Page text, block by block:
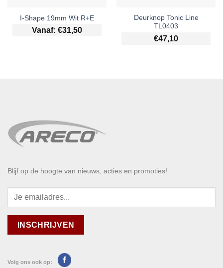
I-Shape 19mm Wit R+E
Vanaf: €31,50
Deurknop Tonic Line
TL0403
€47,10
Blijf op de hoogte van nieuws, acties en promoties!
Volg ons ook op: